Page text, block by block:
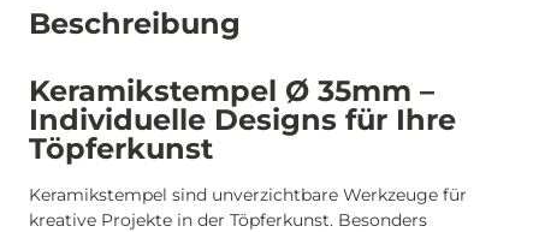
Beschreibung
Keramikstempel Ø 35mm –
Individuelle Designs für Ihre
Töpferkunst
Keramikstempel sind unverzichtbare Werkzeuge für
kreative Projekte in der Töpferkunst. Besonders